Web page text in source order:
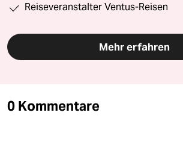
Reiseveranstalter Ventus-Reisen
Mehr erfahren
0 Kommentare